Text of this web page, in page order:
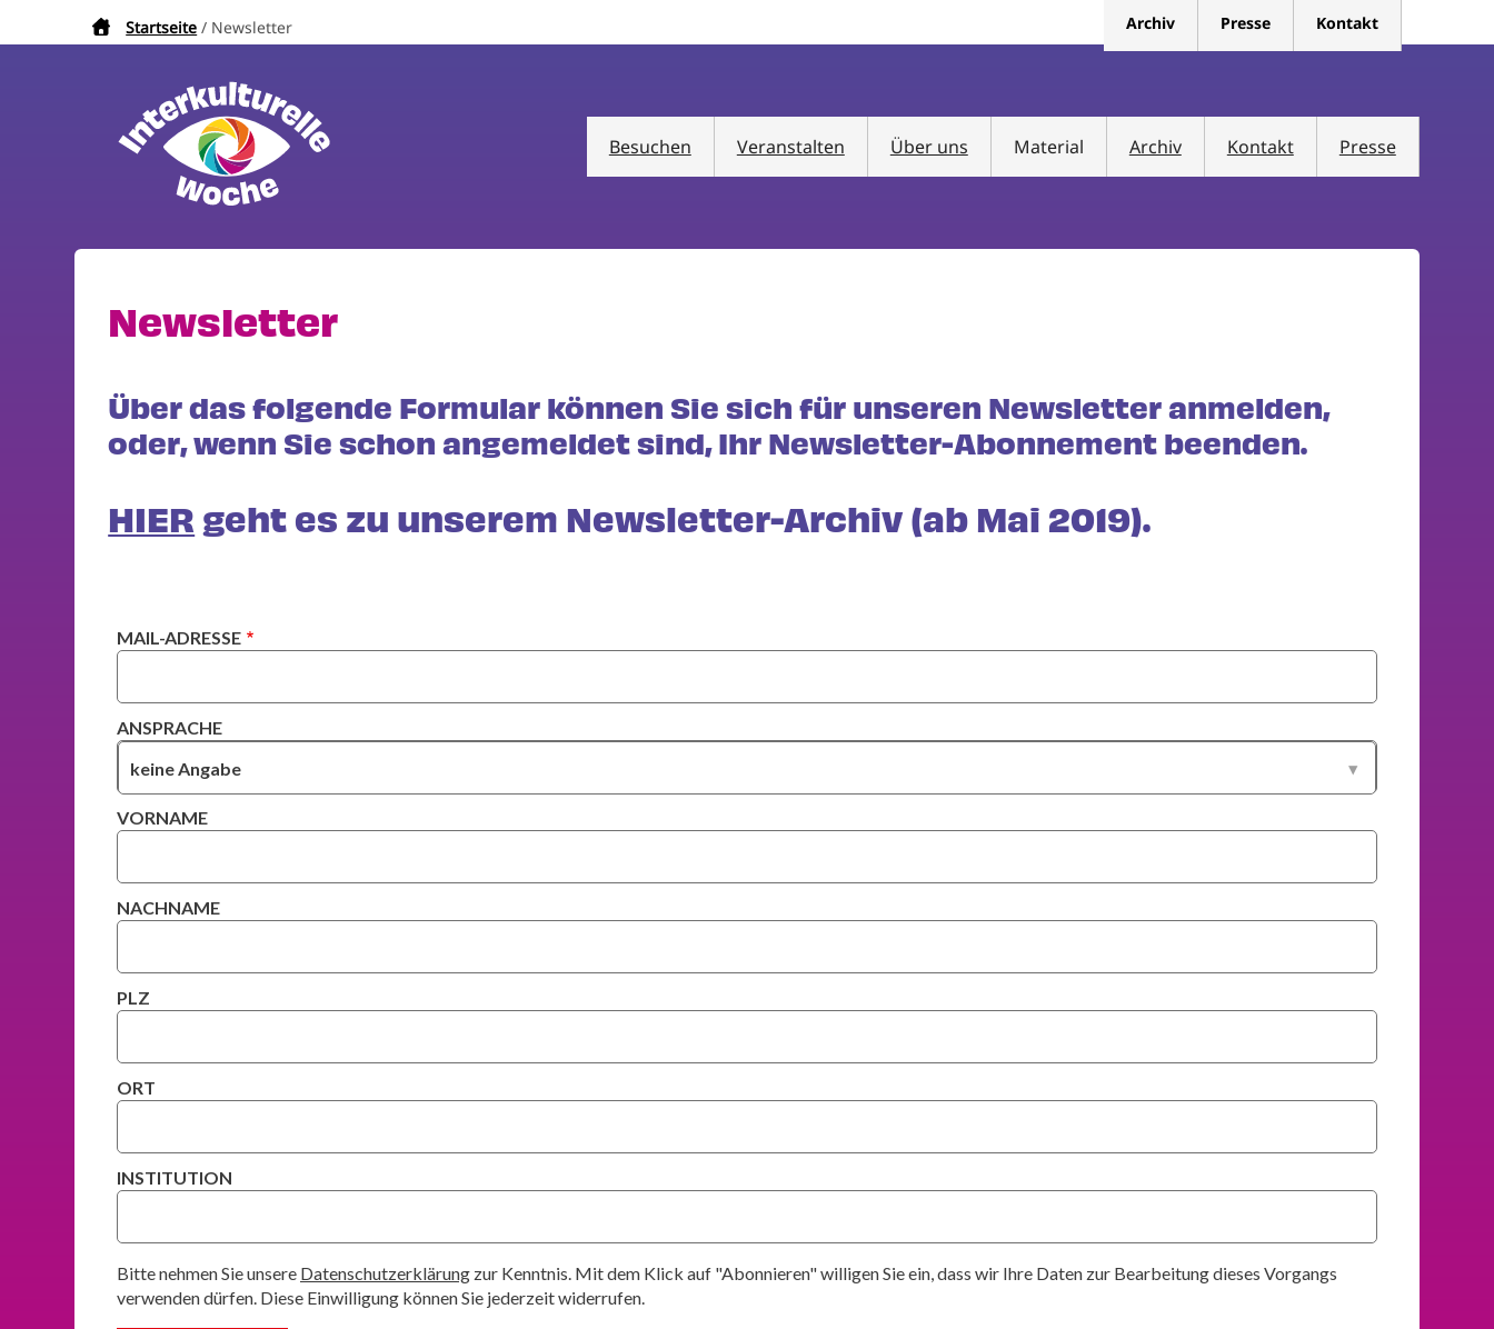
Pfadnavigation
Startseite Newsletter Archiv Presse Kontakt
Besuchen Veranstalten Über uns Material Archiv Kontakt Presse
Newsletter
Über das folgende Formular können Sie sich für unseren Newsletter anmelden,
oder, wenn Sie schon angemeldet sind, Ihr Newsletter-Abonnement beenden.
HIERgeht es zu unserem Newsletter-Archiv (ab Mai 2019).